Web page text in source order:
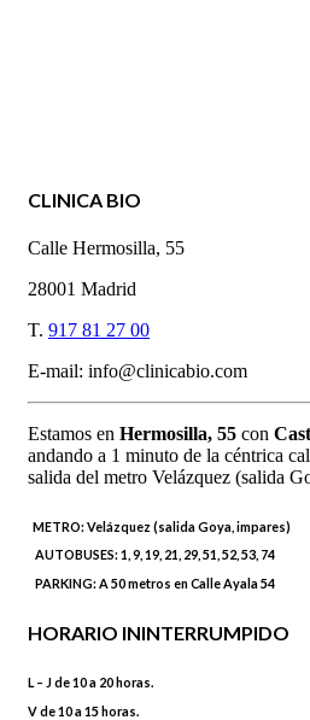
CLINICA BIO
Calle Hermosilla, 55
28001 Madrid
T. 917 81 27 00
E-mail: info@clinicabio.com
Estamos en Hermosilla, 55 con
andando a 1 minuto de la céntrica
salida del metro Velázquez (salida
METRO:Velázquez (salida Goya, impares)
AUTOBUSES:1, 9, 19, 21, 29, 51, 52, 53, 74
PARKING:A 50 metros en Calle Ayala 54
HORARIO ININTERRUMPIDO
L – J de 10 a 20 horas.
V de 10 a 15 horas.